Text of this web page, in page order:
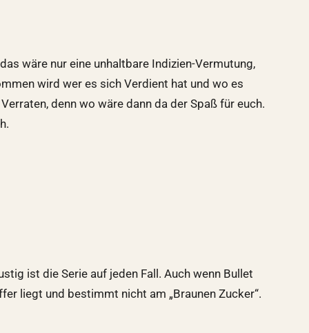
wäre nur eine unhaltbare Indizien-Vermutung,
wird wer es sich Verdient hat und wo es
denn wo wäre dann da der Spaß für euch.
ist die Serie auf jeden Fall. Auch wenn Bullet
liegt und bestimmt nicht am „Braunen Zucker“.